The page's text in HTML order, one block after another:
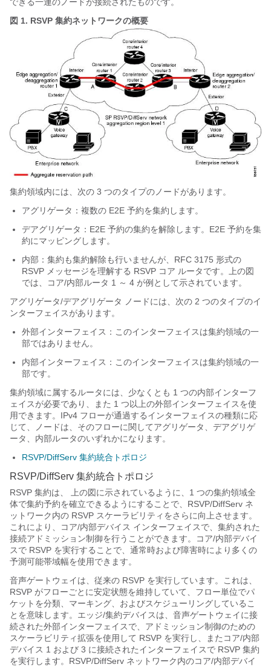
図 1. RSVP 集約ネットワークの概要
集約領域内には、次の 3 つのタイプのノードがあります。
アグリゲータ：複数の E2E 予約を集約します。
デアグリゲータ：E2E 予約の集約を解除します。E2E 予約を集
約にマッピングします。
内部：集約も集約解除も行いませんが、RFC 3175 形式の
RSVP メッセージを理解する RSVP コア ルータです。上の図
では、コア/内部ルータ 1 ～ 4 が例として示されています。
アグリゲータ/デアグリゲータ ノードには、次の 2 つのタイプのイ
ンターフェイスがあります。
外部インターフェイス：このインターフェイスは集約領域の一
部ではありません。
内部インターフェイス：このインターフェイスは集約領域の一
部です。
集約領域に属するルータには、少なくとも 1 つの内部インターフ
ェイスが必要であり、また 1 つ以上の外部インターフェイスを使
用できます。IPv4 フローが通過するインターフェイスの種類に応
じて、ノードは、そのフローに関してアグリゲータ、デアグリゲ
ータ、内部ルータのいずれかになります。
RSVP/DiffServ 集約統合トポロジ
RSVP/DiffServ 集約統合トポロジ
RSVP 集約は、 上の図に示されているように、1 つの集約領域全
体で集約予約を確立できるようにすることで、RSVP/DiffServ ネ
ットワーク内の RSVP スケーラビリティをさらに向上させます。
これにより、コア/内部デバイス インターフェイスで、集約された
接続アドミッション制御を行うことができます。コア/内部デバイ
スで RSVP を実行することで、通常時および障害時により多くの
予測可能帯域幅を使用できます。
音声ゲートウェイは、従来の RSVP を実行しています。これは、
RSVP がフローごとに安定状態を維持していて、フロー単位でパ
ケットを分類、マーキング、およびスケジューリングしているこ
とを意味します。エッジ/集約デバイスは、音声ゲートウェイに接
続された外部インターフェイスで、アドミッション制御のための
スケーラビリティ拡張を使用して RSVP を実行し、またコア/内部
デバイス 1 および 3 に接続されたインターフェイスで RSVP 集約
を実行します。RSVP/DiffServ ネットワーク内のコア/内部デバイ